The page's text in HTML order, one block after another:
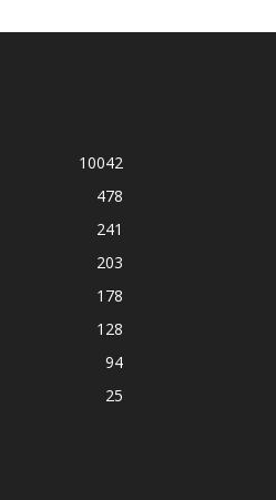
10042
478
241
203
178
128
94
25